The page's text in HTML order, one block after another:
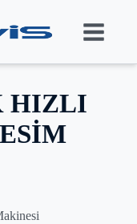
HIZLI